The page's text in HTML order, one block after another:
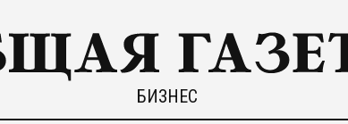
БИЗНЕС